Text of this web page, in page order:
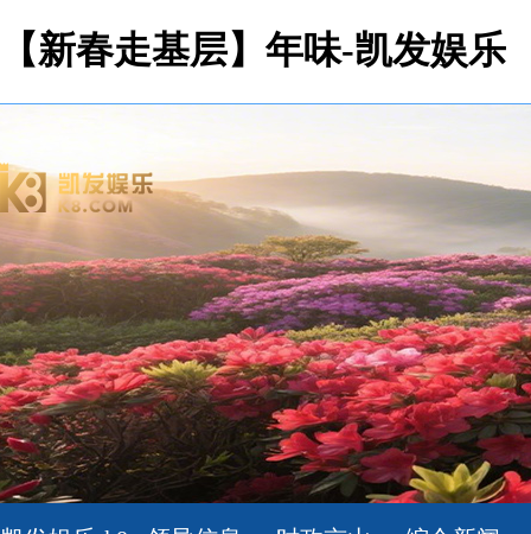
【新春走基层】年味-凯发娱乐